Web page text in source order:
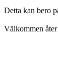
Detta kan bero
Välkommen